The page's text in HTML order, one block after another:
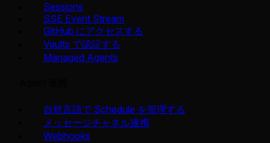
Sessions
SSE Event Stream
GitHub にアクセスする
Vaults で認証する
Managed Agents
自然言語で Schedule を管理する
メッセージチャネル連携
Webhooks